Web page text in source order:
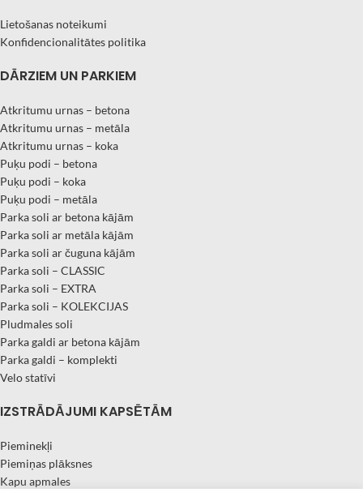
Lietošanas noteikumi
Konfidencionalitātes politika
DĀRZIEM UN PARKIEM
Atkritumu urnas – betona
Atkritumu urnas – metāla
Atkritumu urnas – koka
Puķu podi – betona
Puķu podi – koka
Puķu podi – metāla
Parka soli ar betona kājām
Parka soli ar metāla kājām
Parka soli ar čuguna kājām
Parka soli – CLASSIC
Parka soli – EXTRA
Parka soli – KOLEKCIJAS
Pludmales soli
Parka galdi ar betona kājām
Parka galdi – komplekti
Velo statīvi
IZSTRĀDĀJUMI KAPSĒTĀM
Pieminekļi
Piemiņas plāksnes
Kapu apmales